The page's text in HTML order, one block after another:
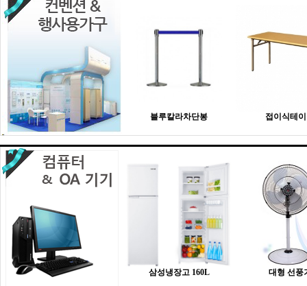
블루칼라차단봉 접이식테
삼성냉장고 160L 대형 선풍